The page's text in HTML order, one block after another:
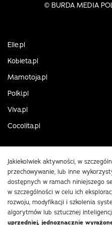
© BURDA MEDIA
Elle.pl
Kobieta.pl
Mamotoja.pl
Polki.pl
Viva.pl
Cocolita.pl
Jakiekolwiek aktywności, w
przechowywanie, lub inne
dostępnych w ramach niniejszego
w szczególności w celu ich
rozwoju, modyfikacji i szkolenia
algorytmów lub sztucznej
uprzedniej, jednoznacznie